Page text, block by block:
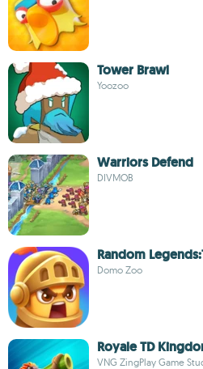
Tower Brawl
Yoozoo
Warriors Defend
DIVMOB
Random
Domo Zoo
Royale TD
VNG ZingPlay Game